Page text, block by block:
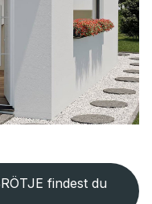
findest du